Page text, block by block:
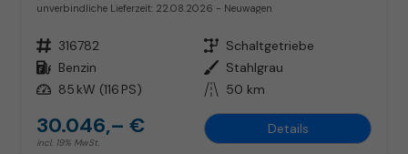
unverbindliche Lieferzeit: 22.08.2026 Neuwagen
Fahrzeugnr. 316782 Getriebe Schaltgetriebe
Kraftstoff Benzin Außenfarbe Stahlgrau
Leistung 85 kW (116 PS) Kilometerstand 50 km
30.046,– €
incl. 19% MwSt.
Details